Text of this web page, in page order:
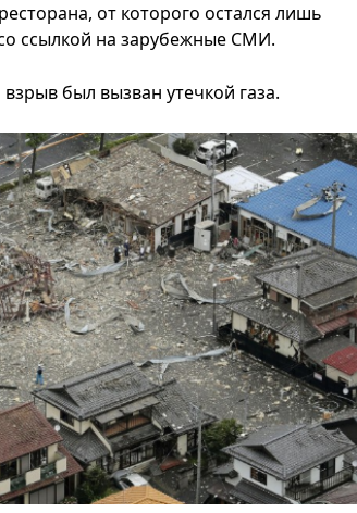
от которого остался лишь
ссылкой на зарубежные СМИ.
был вызван утечкой газа.